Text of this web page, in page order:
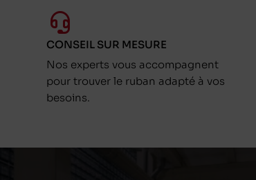
CONSEIL SUR MESURE
Nos experts vous accompagnent
pour trouver le ruban adapté à vos
besoins.